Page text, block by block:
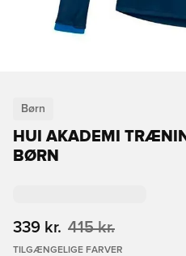
Børn
HUI AKADEMI
BØRN
339 kr. 415 kr.
TILGÆNGELIGE FARVER